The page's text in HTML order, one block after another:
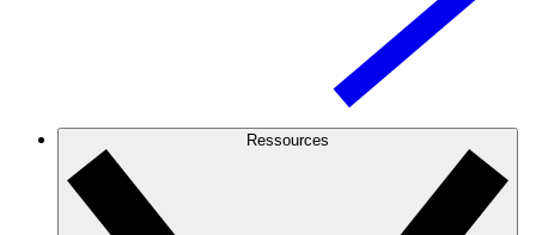
Ressources